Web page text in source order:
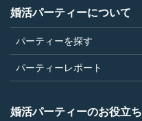
当社が企画する
されている年齢
こと。
参加条件があり
ーは、その条件
弊社が希望する
婚活パーティーについて
パーティーを探す
パーティーレポート
婚活パーティーのお役立